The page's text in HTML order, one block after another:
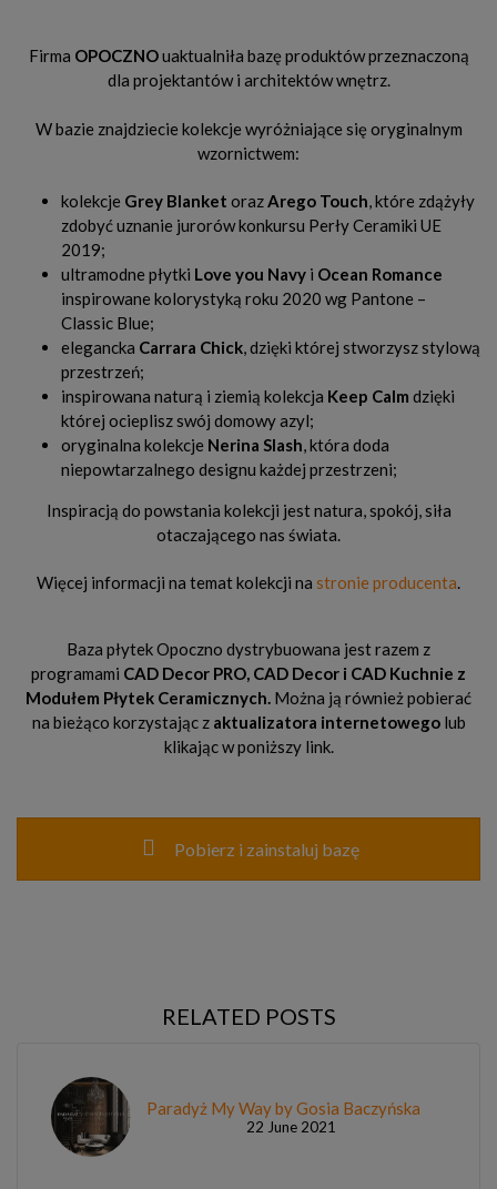
Firma OPOCZNOuaktualniła bazę produktów przeznaczoną
dla projektantów i architektów wnętrz.
W bazie znajdziecie kolekcje wyróżniające się oryginalnym
wzornictwem:
kolekcje Grey Blanket orazArego Touch, które zdążyły
zdobyć uznanie jurorów konkursu Perły Ceramiki UE
2019;
ultramodne płytki Love you Navy i Ocean Romance
inspirowane kolorystyką roku 2020 wg Pantone –
Classic Blue;
elegancka Carrara Chick, dzięki której stworzysz stylową
przestrzeń;
inspirowana naturą i ziemią kolekcja Keep Calm dzięki
której ocieplisz swój domowy azyl;
oryginalna kolekcje Nerina Slash, która doda
niepowtarzalnego designu każdej przestrzeni;
Inspiracją do powstania kolekcji jest natura, spokój, siła
otaczającego nas świata.
Więcej informacji na temat kolekcji na stronie producenta.
Baza płytek Opoczno dystrybuowana jest razem z
programami CAD Decor PRO, CAD Decor i CAD Kuchnie z
Modułem Płytek Ceramicznych. Można ją również pobierać
na bieżąco korzystając z aktualizatora internetowegolub
klikając w poniższy link.
Pobierz i zainstaluj bazę
RELATED POSTS
Paradyż My Way by Gosia Baczyńska
22 June 2021